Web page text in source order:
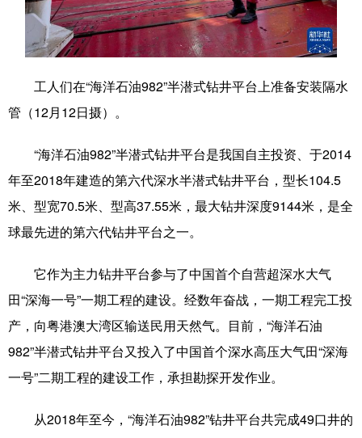
地方频道
北京 天津 河北 山西
浙江
广东 广西 海南 重庆
四川 贵州 云南 西藏
新疆 内蒙古 黑龙江
多语种频道
English Español Français
日本語 한국어
工人们在“海洋石油982”半潜式钻井平台上准备安装隔水
管（12月12日摄）。
“海洋石油982”半潜式钻井平台是我国自主投资、于2014
年至2018年建造的第六代深水半潜式钻井平台，型长104.5
米、型宽70.5米、型高37.55米，最大钻井深度9144米，是全
球最先进的第六代钻井平台之一。
它作为主力钻井平台参与了中国首个自营超深水大气
田“深海一号”一期工程的建设。经数年奋战，一期工程完工投
产，向粤港澳大湾区输送民用天然气。目前，“海洋石油
982”半潜式钻井平台又投入了中国首个深水高压大气田“深海
一号”二期工程的建设工作，承担勘探开发作业。
从2018年至今，“海洋石油982”钻井平台共完成49口井的